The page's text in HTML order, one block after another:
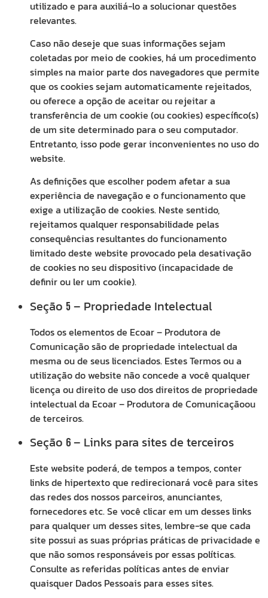
utilizado e para auxiliá-lo a solucionar questões
relevantes.
Caso não deseje que suas informações sejam
coletadas por meio de cookies, há um procedimento
simples na maior parte dos navegadores que permite
que os cookies sejam automaticamente rejeitados,
ou oferece a opção de aceitar ou rejeitar a
transferência de um cookie (ou cookies) específico(s)
de um site determinado para o seu computador.
Entretanto, isso pode gerar inconvenientes no uso do
website.
As definições que escolher podem afetar a sua
experiência de navegação e o funcionamento que
exige a utilização de cookies. Neste sentido,
rejeitamos qualquer responsabilidade pelas
consequências resultantes do funcionamento
limitado deste website provocado pela desativação
de cookies no seu dispositivo (incapacidade de
definir ou ler um cookie).
Seção 5 – Propriedade Intelectual
Todos os elementos de Ecoar – Produtora de
Comunicação são de propriedade intelectual da
mesma ou de seus licenciados. Estes Termos ou a
utilização do website não concede a você qualquer
licença ou direito de uso dos direitos de propriedade
intelectual da Ecoar – Produtora de Comunicaçãoou
de terceiros.
Seção 6 – Links para sites de terceiros
Este website poderá, de tempos a tempos, conter
links de hipertexto que redirecionará você para sites
das redes dos nossos parceiros, anunciantes,
fornecedores etc. Se você clicar em um desses links
para qualquer um desses sites, lembre-se que cada
site possui as suas próprias práticas de privacidade e
que não somos responsáveis por essas políticas.
Consulte as referidas políticas antes de enviar
quaisquer Dados Pessoais para esses sites.